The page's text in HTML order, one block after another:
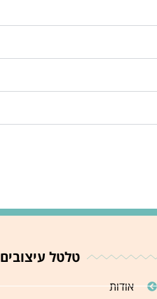
טלטל עיצובים
אודות